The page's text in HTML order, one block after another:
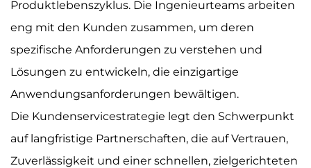
Produktlebenszyklus. Die Ingenieurteams arbeiten
eng mit den Kunden zusammen, um deren
spezifische Anforderungen zu verstehen und
Lösungen zu entwickeln, die einzigartige
Anwendungsanforderungen bewältigen.
Die Kundenservicestrategie legt den Schwerpunkt
auf langfristige Partnerschaften, die auf Vertrauen,
Zuverlässigkeit und einer schnellen, zielgerichteten